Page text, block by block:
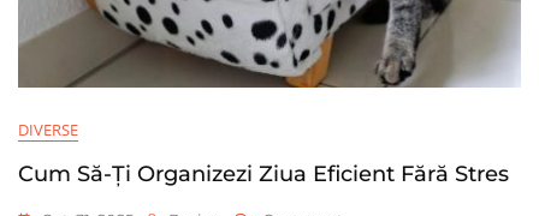
DIVERSE
Cum Să-Ți Organizezi Ziua Eficient Fără Stres